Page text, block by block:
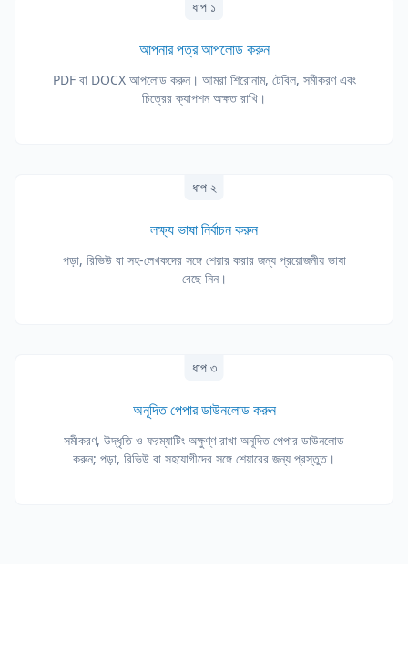
ধাপ ১
আপনার পত্র আপলোড করুন
PDF বা DOCX আপলোড করুন। আমরা শিরোনাম, টেবিল, সমীকরণ এবং
চিত্রের ক্যাপশন অক্ষত রাখি।
ধাপ ২
লক্ষ্য ভাষা নির্বাচন করুন
পড়া, রিভিউ বা সহ-লেখকদের সঙ্গে শেয়ার করার জন্য প্রয়োজনীয় ভাষা
বেছে নিন।
ধাপ ৩
অনূদিত পেপার ডাউনলোড করুন
সমীকরণ, উদ্ধৃতি ও ফরম্যাটিং অক্ষুণ্ণ রাখা অনূদিত পেপার ডাউনলোড
করুন; পড়া, রিভিউ বা সহযোগীদের সঙ্গে শেয়ারের জন্য প্রস্তুত।